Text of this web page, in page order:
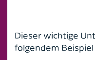
Dieser wichtige
folgendem